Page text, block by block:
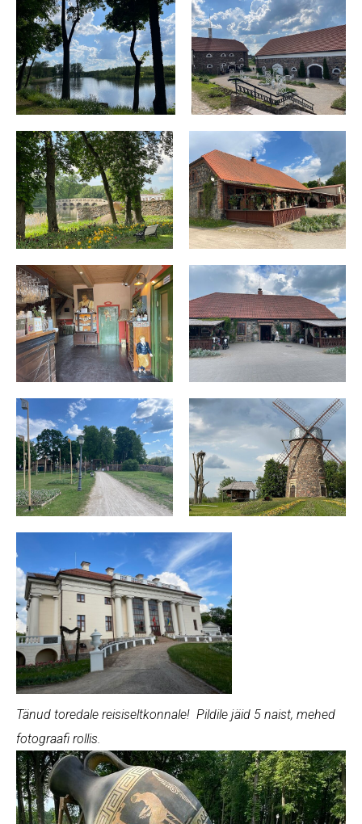
Tänud toredale reisiseltkonnale! Pildile jäid 5 naist, mehed
fotograafi rollis.